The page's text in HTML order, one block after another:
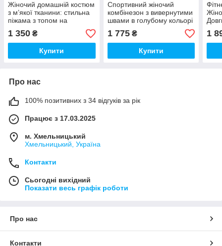
Жіночий домашній костюм
з м’якої тканини: стильна
піжама з топом на
ґудзиках і штанами
1 350 ₴
Купити
Спортивний жіночий
комбінезон з вивернутими
швами в голубому кольорі
1 775₴
Купити
для
1
Про нас
100% позитивних з 34 відгуків за рік
Працює з 17.03.2025
м. Хмельницький
Хмельницький, Україна
Контакти
Сьогодні вихідний
Показати весь графік роботи
Про нас
Контакти